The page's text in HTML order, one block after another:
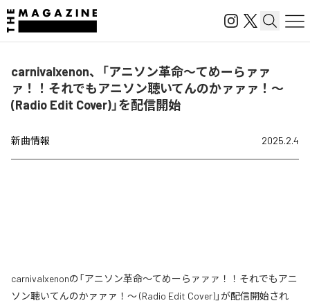
carnivalxenon、「アニソン革命～てめーらァァ
ァ！！それでもアニソン聴いてんのかァァァ！～
(Radio Edit Cover)」を配信開始
新曲情報 2025.2.4
carnivalxenonの「アニソン革命～てめーらァァァ！！それでもアニ
ソン聴いてんのかァァァ！～ (Radio Edit Cover)」が配信開始され